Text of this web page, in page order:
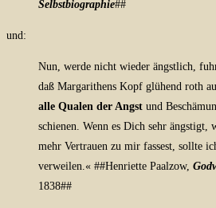
Selbstbiographie##
und:
Nun, werde nicht wieder ängstlich,
daß Margarithens Kopf glühend roth
alle Qualen der Angst und
schienen. Wenn es Dich sehr
mehr Vertrauen zu mir fassest, sollte
verweilen.« ##Henriette Paalzow,
1838##